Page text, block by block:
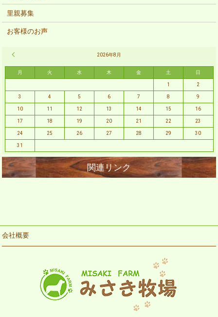
里親募集
お客様のお声
2026年8月
月 火 水 木 金 土 日
1 2
3 4 5 6 7 8 9
10 11 12 13 14 15 16
17 18 19 20 21 22 23
24 25 26 27 28 29 30
31
会社概要